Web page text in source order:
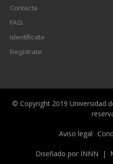
Footer
menu
Contacta
FAQ
Identifícate
Regístrate
© Copyright 2019 Universidad
legal
Aviso legal
Diseñado por INNN |